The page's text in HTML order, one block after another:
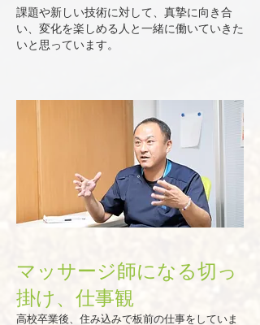
課題や新しい技術に対して、真摯に向き合
い、変化を楽しめる人と一緒に働いていきた
いと思っています。
マッサージ師になる切っ
掛け、仕事観
高校卒業後、住み込みで板前の仕事をしていま